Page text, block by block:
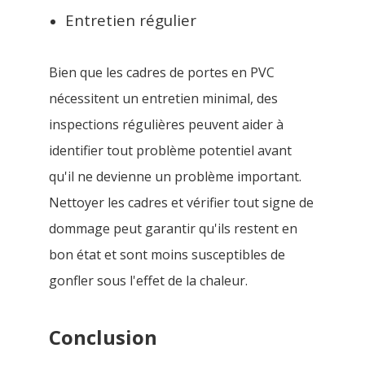
Entretien régulier
Bien que les cadres de portes en PVC
nécessitent un entretien minimal, des
inspections régulières peuvent aider à
identifier tout problème potentiel avant
qu'il ne devienne un problème important.
Nettoyer les cadres et vérifier tout signe de
dommage peut garantir qu'ils restent en
bon état et sont moins susceptibles de
gonfler sous l'effet de la chaleur.
Conclusion